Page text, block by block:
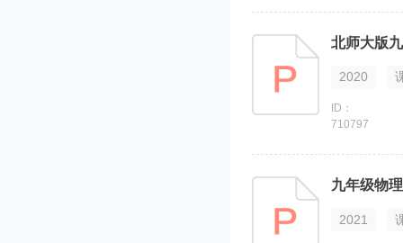
北师大版
2020
ID：
710797
九年级物
2021